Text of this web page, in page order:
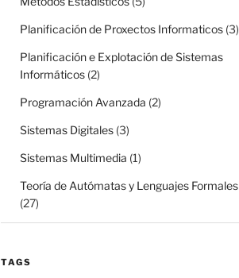
Planificación de Proxectos Informaticos(3)
Planificación e Explotación de Sistemas
Informáticos(2)
Programación Avanzada (2)
Sistemas Digitales(3)
Sistemas Multimedia (1)
Teoría de Autómatas y Lenguajes Formales
(27)
TAGS